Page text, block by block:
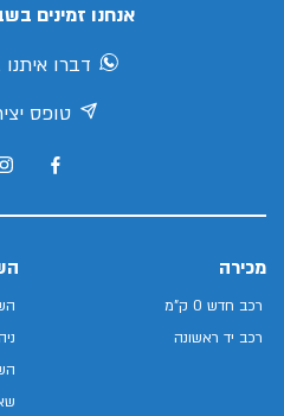
אנחנו זמינים
דברו
טופס
מכירה
רכב חדש 0 ק"מ
רכב יד ראשונה